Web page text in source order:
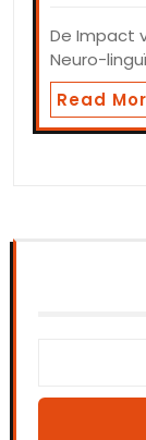
De Impact
Neuro-
Read